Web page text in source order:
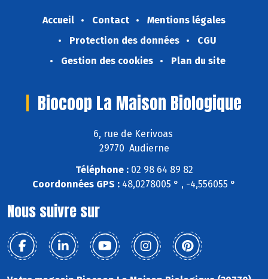
Accueil Contact
Mentions légales
Protection des données
CGU
Gestion des cookies
Plan du site
Biocoop La Maison Biologique
6, rue de Kerivoas
29770 Audierne
Téléphone :02 98 64 89 82
Coordonnées GPS : 48,0278005 ° , -4,556055 °
Nous suivre sur